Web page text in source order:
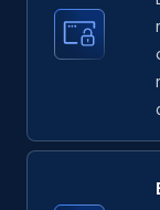
ID, Name,
Employees in
33.5K+